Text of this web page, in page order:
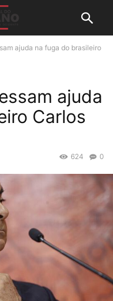
ajuda na fuga do brasileiro
ajuda
Carlos
0
624